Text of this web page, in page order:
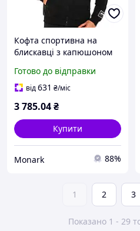
Кофта спортивна на
блискавці з капюшоном
104110-100 L чорний
жіноча
Готово до відправки
від631 ₴/міс
3 785.04₴
Купити
Monark 88%
1 2 3
Показано 1 - 29